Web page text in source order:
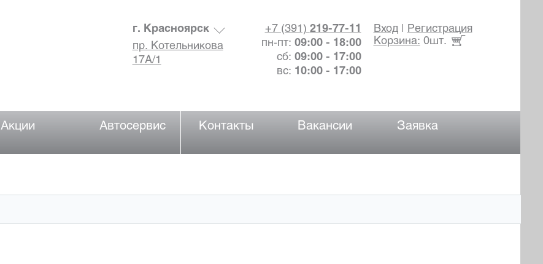
Вход|
Регистрация
Корзина: 0шт.
+7 (391) 219-77-11
пн-пт: 09:00 - 18:00
сб: 09:00 - 17:00
вс: 10:00 - 17:00
г. Красноярск
пр. Котельникова
17А/1
Акции Автосервис Контакты Вакансии Заявка